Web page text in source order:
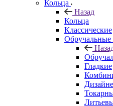
Кольца
Назад
Кольца
Классические
Гладкие